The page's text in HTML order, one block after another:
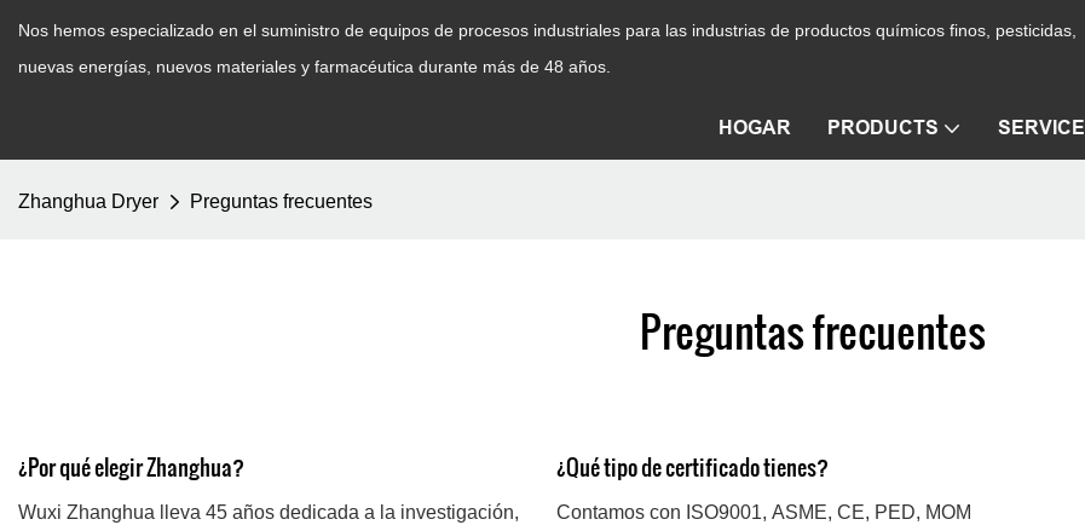
Nos hemos especializado en el suministro de equipos de procesos industriales para las industrias de productos químicos finos, pesticidas,
nuevas energías, nuevos materiales y farmacéutica durante más de 48 años.
HOGAR PRODUCTS SERVICE
Zhanghua Dryer Preguntas frecuentes
Preguntas frecuentes
¿Por qué elegir Zhanghua?
Wuxi Zhanghua lleva 45 años dedicada a la investigación,
¿Qué tipo de certificado tienes?
Contamos con ISO9001, ASME, CE, PED, MOM